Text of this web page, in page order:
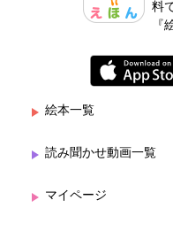
料
『
絵本一覧
読み聞かせ動画一覧
マイページ